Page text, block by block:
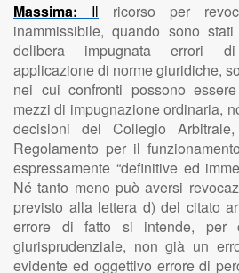
Massima: Il ricorso per
inammissibile, quando sono
delibera impugnata errori
applicazione di norme giuridiche,
nei cui confronti possono
mezzi di impugnazione ordinaria,
decisioni del Collegio
Regolamento per il
espressamente “definitive ed
Né tanto meno può aversi
previsto alla lettera d) del citato
errore di fatto si intende, per
giurisprudenziale, non già un
evidente ed oggettivo errore di